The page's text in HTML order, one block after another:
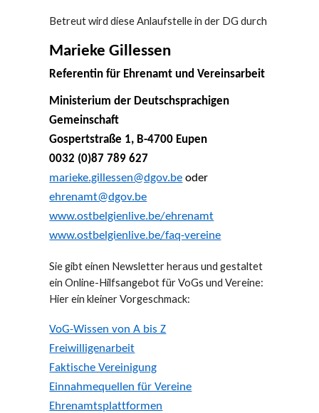
Betreut wird diese Anlaufstelle in der DG durch
Marieke Gillessen
Referentin für Ehrenamt und Vereinsarbeit
Ministerium der Deutschsprachigen
Gemeinschaft
Gospertstraße 1, B-4700 Eupen
0032 (0)87 789 627
marieke.gillessen@dgov.be oder
ehrenamt@dgov.be
www.ostbelgienlive.be/ehrenamt
www.ostbelgienlive.be/faq-vereine
Sie gibt einen Newsletter heraus und gestaltet
ein Online-Hilfsangebot für VoGs und Vereine:
Hier ein kleiner Vorgeschmack:
VoG-Wissen von A bis Z
Freiwilligenarbeit
Faktische Vereinigung
Einnahmequellen für Vereine
Ehrenamtsplattformen